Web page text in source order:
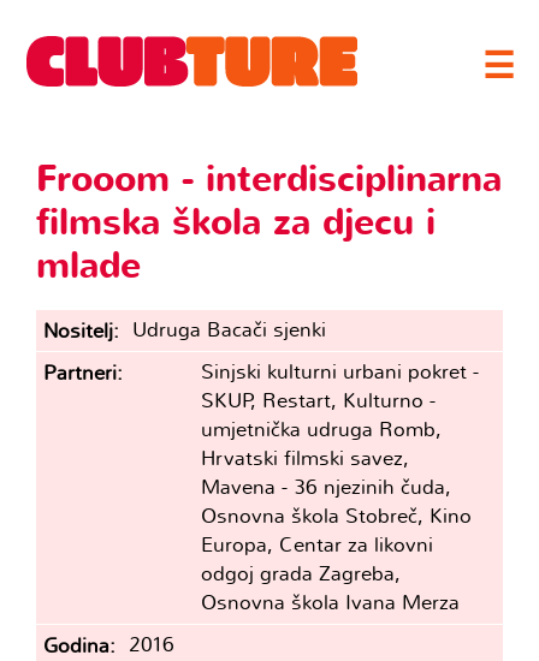
☰
Frooom - interdisciplinarna
filmska škola za djecu i
mlade
Nositelj
Udruga Bacači sjenki
Partneri
Sinjski kulturni urbani pokret -
SKUP, Restart, Kulturno -
umjetnička udruga Romb,
Hrvatski filmski savez,
Mavena - 36 njezinih čuda,
Osnovna škola Stobreč, Kino
Europa, Centar za likovni
odgoj grada Zagreba,
Osnovna škola Ivana Merza
Godina
2016